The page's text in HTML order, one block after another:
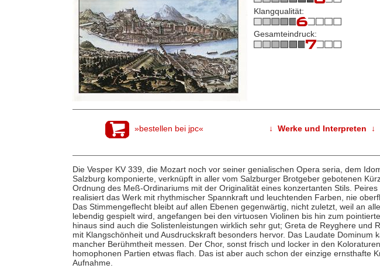
Klangqualität:
Gesamteindruck:
»bestellen bei jpc« ↓ Werke und Interpreten ↓
Die Vesper KV 339, die Mozart noch vor seiner genialischen Opera seria, dem
Salzburg komponierte, verknüpft in aller vom Salzburger Brotgeber gebotenen
Ordnung des Meß-Ordinariums mit der Originalität eines konzertanten Stils.
realisiert das Werk mit rhythmischer Spannkraft und leuchtenden Farben, nie
Das Stimmengeflecht bleibt auf allen Ebenen gegenwärtig, nicht zuletzt, weil an
lebendig gespielt wird, angefangen bei den virtuosen Violinen bis hin zum
hinaus sind auch die Solistenleistungen wirklich sehr gut; Greta de Reyghere und
mit Klangschönheit und Ausdruckskraft besonders hervor. Das Laudate Dominum
mancher Berühmtheit messen. Der Chor, sonst frisch und locker in den
homophonen Partien etwas flach. Das ist aber auch schon der einzige ernsthafte
Aufnahme.